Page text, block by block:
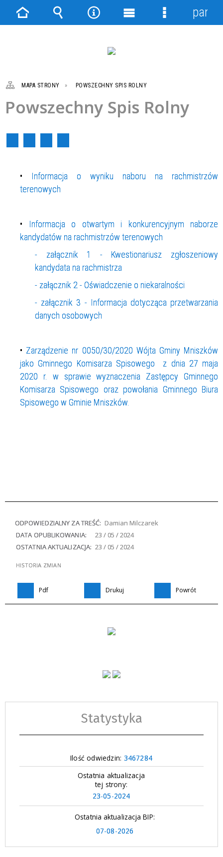
Statystyka
Ilość odwiedzin: 3467284
Ostatnia aktualizacja
tej strony:
23-05-2024
Ostatnia aktualizacja BIP:
07-08-2026
MAPA STRONY POWSZECHNY SPIS ROLNY
Powszechny Spis Rolny
• Informacja o wyniku naboru na rachmistrzów
terenowych
•
Informacja o otwartym i konkurencyjnym naborze
kandydatów na rachmistrzów terenowych
- załącznik 1 - Kwestionariusz zgłoszeniowy
kandydata na rachmistrza
- załącznik 2 - Oświadczenie o niekaralności
- załącznik 3 - Informacja dotycząca przetwarzania
danych osobowych
• Zarządzenie nr 0050/30/2020 Wójta Gminy Mniszków
jako Gminnego Komisarza Spisowego z dnia 27 maja
2020 r. w sprawie wyznaczenia Zastępcy Gminnego
Komisarza Spisowego oraz powołania Gminnego Biura
Spisowego w Gminie Mniszków.
ODPOWIEDZIALNY ZA TREŚĆ: Damian Milczarek
DATA OPUBLIKOWANIA:
23 / 05 / 2024
OSTATNIA AKTUALIZACJA: 23 / 05 / 2024
HISTORIA ZMIAN
Pdf Drukuj Powrót
Strona Wyszukiwarka
NarzędziaMenu
Menu
panel